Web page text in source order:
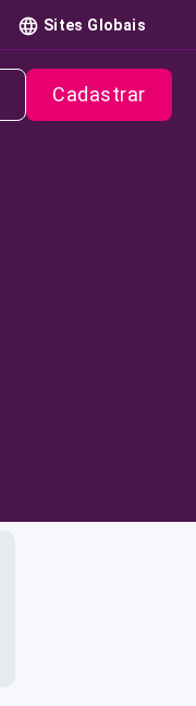
Sites Globais
Cadastrar